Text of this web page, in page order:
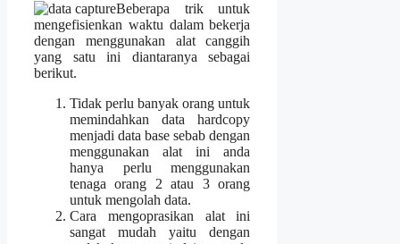
Beberapa trik untuk
mengefisienkan waktu dalam bekerja
dengan menggunakan alat canggih
yang satu ini diantaranya sebagai
berikut.
Tidak perlu banyak orang untuk
memindahkan data hardcopy
menjadi data base sebab dengan
menggunakan alat ini anda
hanya perlu menggunakan
tenaga orang 2 atau 3 orang
untuk mengolah data.
Cara mengoprasikan alat ini
sangat mudah yaitu dengan